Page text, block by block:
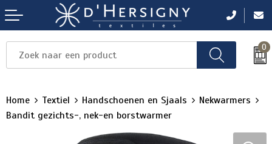
0
Home Textiel Handschoenen en Sjaals
Nekwarmers
Bandit gezichts-, nek-en borstwarmer